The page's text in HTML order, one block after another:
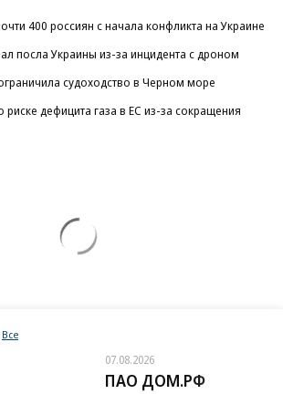
400 россиян с начала конфликта на Украине
посла Украины из-за инцидента с дроном
судоходство в Черном море
риске дефицита газа в ЕС из-за сокращения
Все
07.08.2026
ПАО ДОМ.РФ